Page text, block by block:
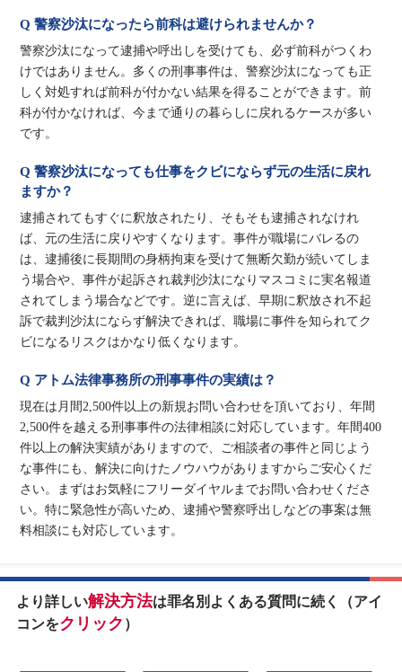
Q 警察沙汰になったら前科は避けられませんか？
警察沙汰になって逮捕や呼出しを受けても、必ず前科がつくわ
けではありません。多くの刑事事件は、警察沙汰になっても正
しく対処すれば前科が付かない結果を得ることができます。前
科が付かなければ、今まで通りの暮らしに戻れるケースが多い
です。
Q 警察沙汰になっても仕事をクビにならず元の生活に戻れ
ますか？
逮捕されてもすぐに釈放されたり、そもそも逮捕されなけれ
ば、元の生活に戻りやすくなります。事件が職場にバレるの
は、逮捕後に長期間の身柄拘束を受けて無断欠勤が続いてしま
う場合や、事件が起訴され裁判沙汰になりマスコミに実名報道
されてしまう場合などです。逆に言えば、早期に釈放され不起
訴で裁判沙汰にならず解決できれば、職場に事件を知られてク
ビになるリスクはかなり低くなります。
Q アトム法律事務所の刑事事件の実績は？
現在は月間2,500件以上の新規お問い合わせを頂いており、年間
2,500件を越える刑事事件の法律相談に対応しています。年間400
件以上の解決実績がありますので、ご相談者の事件と同じよう
な事件にも、解決に向けたノウハウがありますからご安心くだ
さい。まずはお気軽にフリーダイヤルまでお問い合わせくださ
い。特に緊急性が高いため、逮捕や警察呼出しなどの事案は無
料相談にも対応しています。
より詳しい解決方法は罪名別よくある質問に続く（アイ
コンをクリック ）